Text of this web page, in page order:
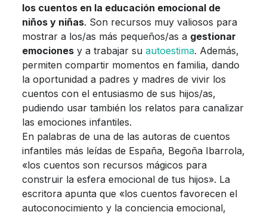
los cuentos en la educación emocional de
niños y niñas. Son recursos muy valiosos para
mostrar a los/as más pequeños/as a gestionar
emocionesy a trabajar su autoestima. Además,
permiten compartir momentos en familia, dando
la oportunidad a padres y madres de vivir los
cuentos con el entusiasmo de sus hijos/as,
pudiendo usar también los relatos para canalizar
las emociones infantiles.
En palabras de una de las autoras de cuentos
infantiles más leídas de España, Begoña Ibarrola,
«los cuentos son recursos mágicos para
construir la esfera emocional de tus hijos». La
escritora apunta que «los cuentos favorecen el
autoconocimiento y la conciencia emocional,